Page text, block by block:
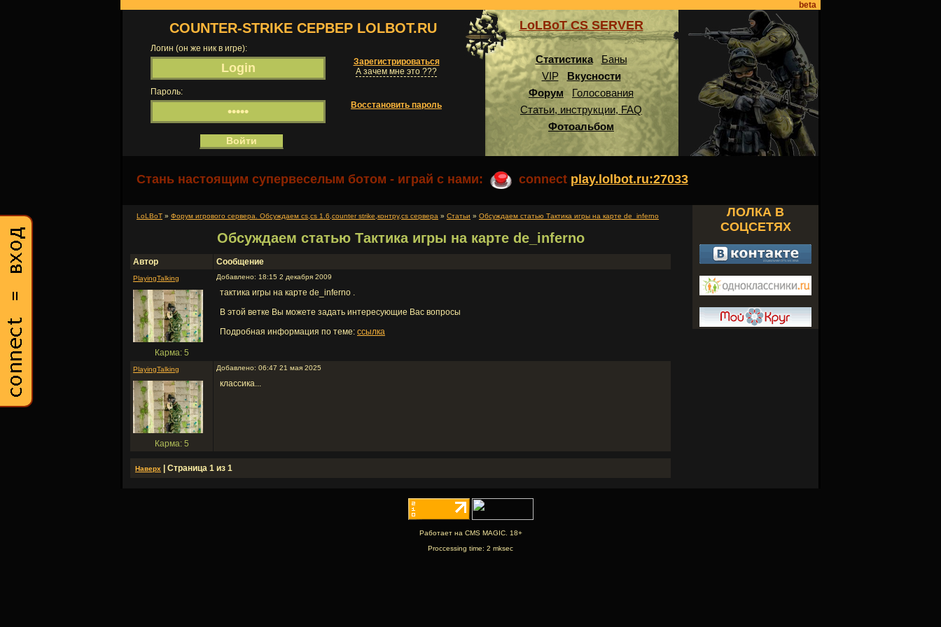
beta
COUNTER-STRIKE СЕРВЕР LOLBOT.RU
Логин (он же ник в игре):
Зарегистрироваться
А зачем мне это ???
Пароль:
Восстановить пароль
LoLBoT CS SERVER
Статистика
Баны
VIP
Вкусности
Форум
Голосования
Статьи, инструкции, FAQ
Фотоальбом
Стань настоящим супервеселым ботом - играй с нами: connect play.lolbot.ru:27033
LoLBoT » Форум игрового сервера. Обсуждаем cs,cs 1.6,counter strike,контру,cs сервера » Статьи » Обсуждаем статью Тактика игры на карте de_inferno
Обсуждаем статью Тактика игры на карте de_inferno
Автор Сообщение
PlayingTalking
Карма: 5
Добавлено: 18:15 2 декабря 2009
тактика игры на карте de_inferno .
В этой ветке Вы можете задать интересующие Вас вопросы
Подробная информация по теме: ссылка
PlayingTalking
Карма: 5
Добавлено: 06:47 21 мая 2025
классика...
Наверх | Страница 1 из 1
ЛОЛКА В
СОЦСЕТЯХ
Работает на CMS MAGIC. 18+
Proccessing time: 2 mksec